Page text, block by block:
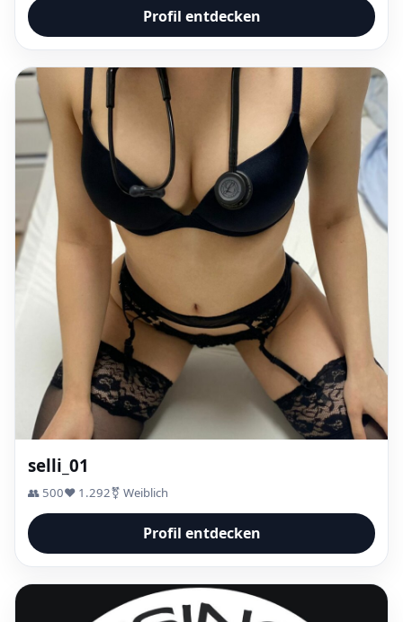
Profil entdecken
selli_01
👥 500❤️ 1.292⚧ Weiblich
Profil entdecken